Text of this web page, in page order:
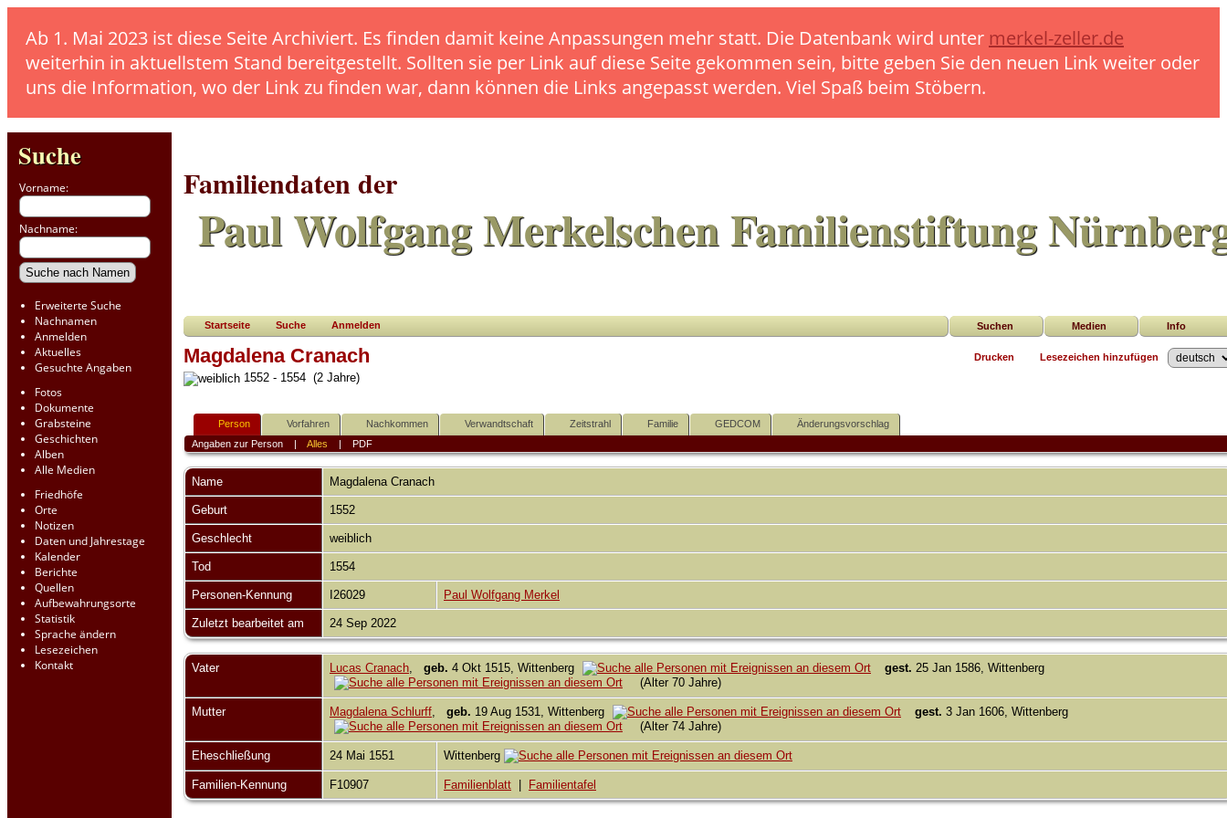
Ab 1. Mai 2023 ist diese Seite Archiviert. Es finden damit keine Anpassungen mehr statt. Die Datenbank wird unter merkel-zeller.de
weiterhin in aktuellstem Stand bereitgestellt. Sollten sie per Link auf diese Seite gekommen sein, bitte geben Sie den neuen Link weiter oder
uns die Information, wo der Link zu finden war, dann können die Links angepasst werden. Viel Spaß beim Stöbern.
Suche
Vorname:
Nachname:
Erweiterte Suche
Nachnamen
Anmelden
Aktuelles
Gesuchte Angaben
Fotos
Dokumente
Grabsteine
Geschichten
Alben
Alle Medien
Friedhöfe
Orte
Notizen
Daten und Jahrestage
Kalender
Berichte
Quellen
Aufbewahrungsorte
Statistik
Sprache ändern
Lesezeichen
Kontakt
Familiendaten der
Paul Wolfgang Merkelschen Familienstiftung
Suchen Medien Info
Startseite Suche Anmelden
Drucken Lesezeichen hinzufügen
Magdalena Cranach
1552 - 1554 (2 Jahre)
Person Vorfahren Nachkommen Verwandtschaft Zeitstrahl Familie GEDCOM
Änderungsvorschlag
Angaben zur Person| Alles | PDF
Name Magdalena Cranach
Geburt 1552
Geschlecht weiblich
Tod 1554
Personen-Kennung I26029 Paul Wolfgang Merkel
Zuletzt bearbeitet am 24 Sep 2022
Vater Lucas Cranach, geb. 4 Okt 1515, Wittenberg gest. 25 Jan 1586, Wittenberg
(Alter 70 Jahre)
Mutter Magdalena Schlurff, geb. 19 Aug 1531, Wittenberg gest. 3 Jan 1606, Wittenberg
(Alter 74 Jahre)
Eheschließung 24 Mai 1551 Wittenberg
Familien-Kennung F10907 Familienblatt Familientafel